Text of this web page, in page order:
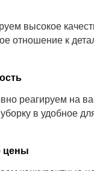
высокое
отношение к
реагируем на
в удобное
цены